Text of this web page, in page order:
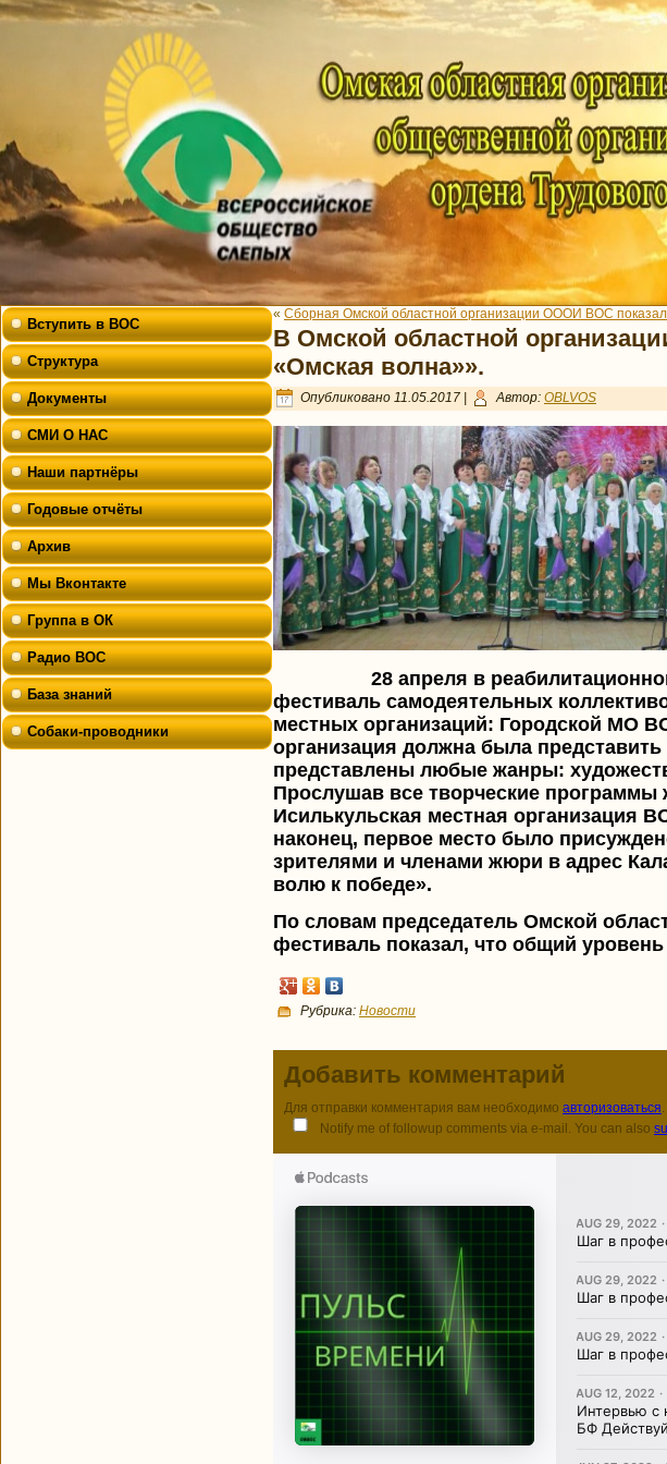
Вступить в ВОС
Структура
Документы
СМИ О НАС
Наши партнёры
Годовые отчёты
Архив
Мы Вконтакте
Группа в ОК
Радио ВОС
База знаний
Собаки-проводники
« Сборная Омской областной организации ОООИ ВОС
В Омской областной
«Омская волна»».
Опубликовано 11.05.2017 Автор: OBLVOS
28 апреля в
фестиваль самодеятельных
местных организаций: Городской
организация должна была
представлены любые жанры:
Прослушав все творческие
Исилькульская местная организация
наконец, первое место было
зрителями и членами жюри в адрес
волю к победе».
По словам председатель Омской
фестиваль показал, что общий
Рубрика: Новости
Добавить комментарий
Для отправки комментария вам необходимо авторизоваться.
Notify me of followup comments via e-mail. You can also